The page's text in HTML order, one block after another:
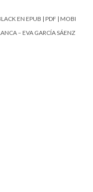
EN EPUB | PDF | MOBI
– EVA GARCÍA SÁENZ